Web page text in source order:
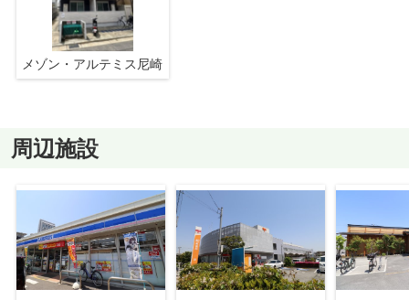
メゾン・アルテミス尼崎
周辺施設